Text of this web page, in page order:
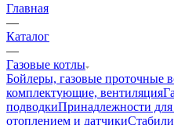
Главная
—
Каталог
—
Газовые котлы
Бойлеры, газовые проточные
комплектующие, вентиляция
подводкиПринадлежности
отоплением и датчики